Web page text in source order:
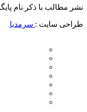
نشر مطالب با ذکر نام پایگاه خبری 598
طراحی سایت : سرمدیا